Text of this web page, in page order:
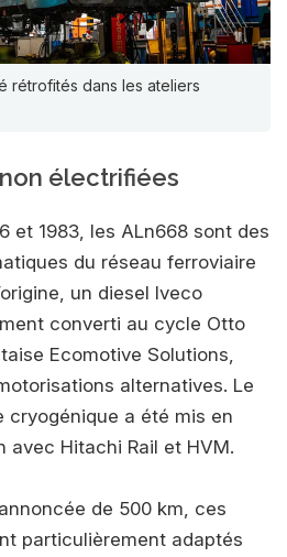
rétrofités dans les ateliers
électrifiées
et 1983, les ALn668 sont des
du réseau ferroviaire
un diesel Iveco
converti au cycle Otto
Ecomotive Solutions,
alternatives. Le
cryogénique a été mis en
avec Hitachi Rail et HVM.
de 500 km, ces
particulièrement adaptés